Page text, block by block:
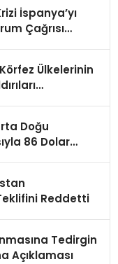
İspanya’yı
Çağrısı
Ülkelerinin
Doğu
86 Dolar
Reddetti
Tedirgin
Açıklaması